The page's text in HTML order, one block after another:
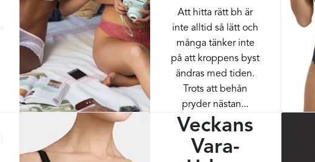
Att hitta rätt bh är
inte alltid så lätt och
många tänker inte
på att kroppens byst
ändras med tiden.
Trots att behån
pryder nästan...
Veckans
Vara-